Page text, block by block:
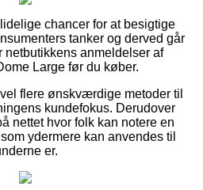
chancer for at besigtige
tanker og derved går
netbutikkens anmeldelser af
Large før du køber.
flere ønskværdige metoder til
kundefokus. Derudover
nettet hvor folk kan notere en
ydermere kan anvendes til
er.